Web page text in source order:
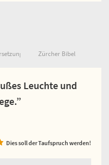
Zürcher Bibel
Leuchte und
Dies soll der Taufspruch werden!